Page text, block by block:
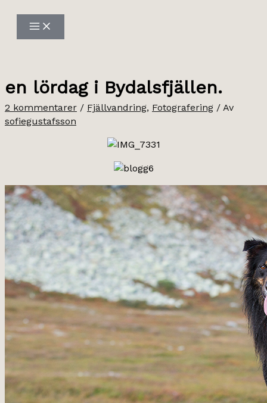
innehåll
en lördag i Bydalsfjällen.
2 kommentarer / Fjällvandring, Fotografering / Av
sofiegustafsson